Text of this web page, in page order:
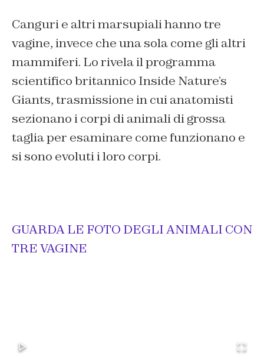
Canguri e altri marsupiali hanno tre
vagine, invece che una sola come gli altri
mammiferi. Lo rivela il programma
scientifico britannico Inside Nature’s
Giants, trasmissione in cui anatomisti
sezionano i corpi di animali di grossa
taglia per esaminare come funzionano e
si sono evoluti i loro corpi.
GUARDA LE FOTO DEGLI ANIMALI CON
TRE VAGINE